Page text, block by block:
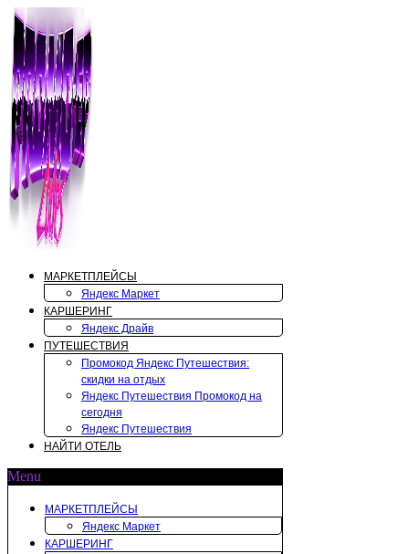
Перейти
содержимому
МАРКЕТПЛЕЙСЫ
Яндекс Маркет
КАРШЕРИНГ
Яндекс Драйв
ПУТЕШЕСТВИЯ
Промокод Яндекс Путешествия:
скидки на отдых
Яндекс Путешествия Промокод на
сегодня
Яндекс Путешествия
НАЙТИ ОТЕЛЬ
Menu
МАРКЕТПЛЕЙСЫ
Яндекс Маркет
КАРШЕРИНГ